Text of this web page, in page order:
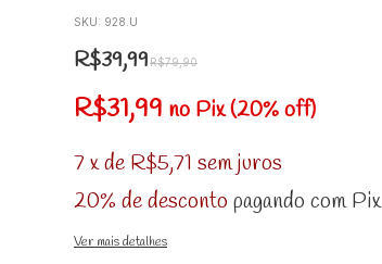
SKU: 928.U
R$39,99R$79,90
R$31,99 no Pix (20% off)
7 xde R$5,71 sem juros
20% de desconto pagando com Pix
Ver mais detalhes